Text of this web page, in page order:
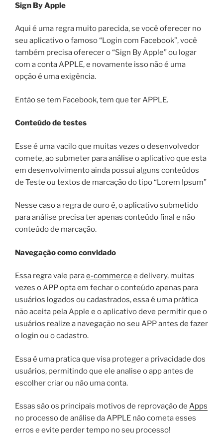
Sign By Apple
Aqui é uma regra muito parecida, se você oferecer no
seu aplicativo o famoso “Login com Facebook”, você
também precisa oferecer o “Sign By Apple” ou logar
com a conta APPLE, e novamente isso não é uma
opção é uma exigência.
Então se tem Facebook, tem que ter APPLE.
Conteúdo de testes
Esse é uma vacilo que muitas vezes o desenvolvedor
comete, ao submeter para análise o aplicativo que esta
em desenvolvimento ainda possui alguns conteúdos
de Teste ou textos de marcação do tipo “Lorem Ipsum”
Nesse caso a regra de ouro é, o aplicativo submetido
para análise precisa ter apenas conteúdo final e não
conteúdo de marcação.
Navegação como convidado
Essa regra vale parae-commerce e delivery, muitas
vezes o APP opta em fechar o conteúdo apenas para
usuários logados ou cadastrados, essa é uma prática
não aceita pela Apple e o aplicativo deve permitir que o
usuários realize a navegação no seu APP antes de fazer
o login ou o cadastro.
Essa é uma pratica que visa proteger a privacidade dos
usuários, permitindo que ele analise o app antes de
escolher criar ou não uma conta.
Essas são os principais motivos de reprovação de Apps
no processo de análise da APPLE não cometa esses
erros e evite perder tempo no seu processo!